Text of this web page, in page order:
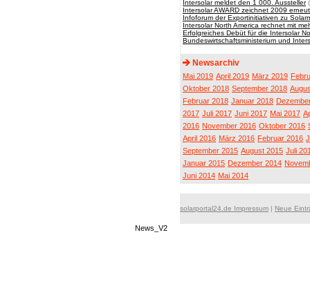
Intersolar meldet den 1 000. Aussteller
Intersolar AWARD zeichnet 2009
Infoforum der Exportinitiativen zu
Intersolar North America rechnet mit
Erfolgreiches Debüt für die Intersolar
Bundeswirtschaftsministerium und
Newsarchiv
Mai 2019 April 2019 März 2019
Oktober 2018 September 2018
Februar 2018 Januar 2018
2017 Juli 2017 Juni 2017 Mai 2017
2016 November 2016 Oktober 2016
April 2016 März 2016 Februar 2016
September 2015 August 2015 Juli
Januar 2015 Dezember 2014
Juni 2014 Mai 2014
solarportal24.de Impressum | Neue
News_V2